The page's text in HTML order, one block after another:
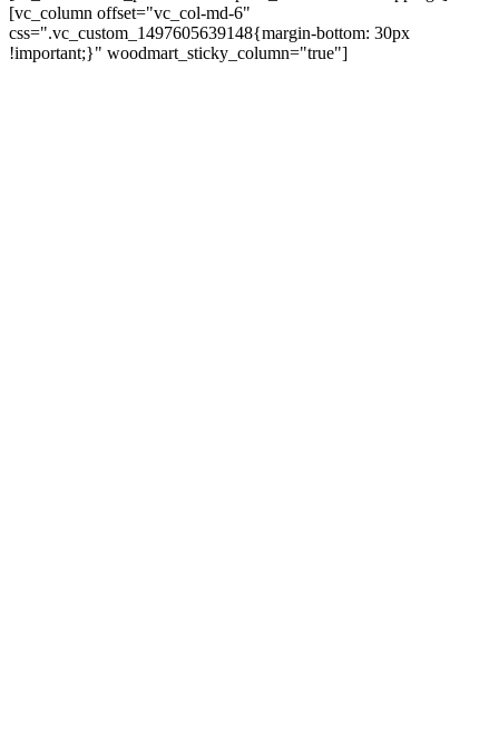
[vc_column offset="vc_col-md-6"
css=".vc_custom_1497605639148{margin-bottom: 30px
!important;}" woodmart_sticky_column="true"]